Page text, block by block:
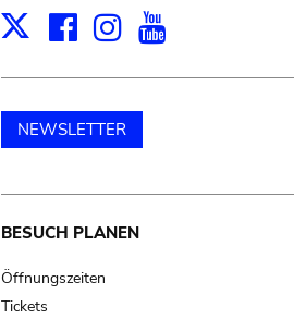
X Facebook
Instagram
NEWSLETTER
Main
navigation
BESUCH PLANEN
Öffnungszeiten
Tickets